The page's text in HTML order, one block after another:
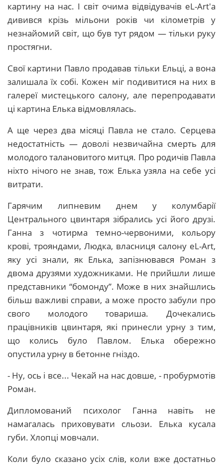
картину на нас. І світ очима відвідувачів eL-Art'а
дивився крізь мільони років чи кілометрів у
незнайомий світ, що був тут рядом — тільки руку
простягни.
Свої картини Павло продавав тільки Ельці, а вона
залишала їх собі. Кожен міг подивитися на них в
галереї мистецького салону, але перепродавати
ці картина Елька відмовлялась.
А ще через два місяці Павла не стало. Серцева
недостатність — доволі незвичайна смерть для
молодого талановитого митця. Про родичів Павла
ніхто нічого не знав, тож Елька узяла на себе усі
витрати.
Гарячим липневим днем у колумбарії
Центрального цвинтаря зібрались усі його друзі.
Ганна з чотирма темно-червоними, кольору
крові, трояндами, Людка, власниця салону eL-Art,
яку усі знали, як Елька, запізнювався Роман з
двома друзями художниками. Не прийшли лише
представники “бомонду”. Може в них знайшлись
більш важливі справи, а може просто забули про
свого молодого товариша. Дочекались
працівників цвинтаря, які принесли урну з тим,
що колись було Павлом. Елька обережно
опустила урну в бетонне гніздо.
- Ну, ось і все... Чекай на нас довше, - пробурмотів
Роман.
Дипломований психолог Ганна навіть не
намагалась приховувати сльози. Елька кусала
губи. Хлопці мовчали.
Коли було сказано усіх слів, коли вже достатньо